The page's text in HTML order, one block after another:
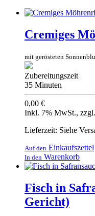
Cremiges
mit gerösteten
Zubereitungszeit
35 Minuten
0,00 €
Inkl. 7% MwSt., zzgl.
Lieferzeit: Siehe
Auf den Einkaufszettel
In den Warenkorb
Fisch in
Gericht)